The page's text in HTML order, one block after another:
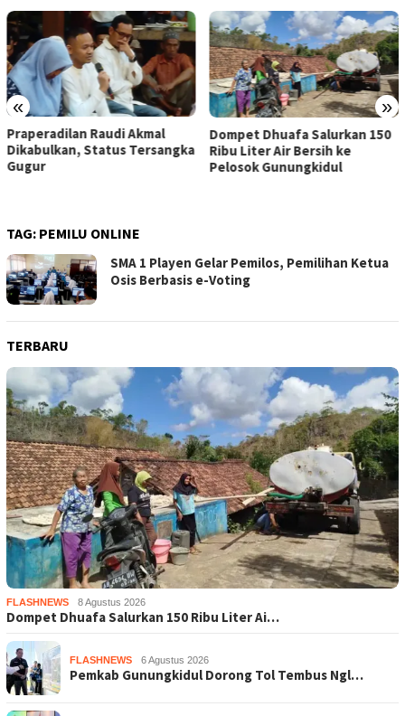
« »
Praperadilan Raudi Akmal
Dikabulkan, Status Tersangka
Gugur
Dompet Dhuafa Salurkan 150
Ribu Liter Air Bersih ke
Pelosok Gunungkidul
TAG: PEMILU ONLINE
SMA 1 Playen Gelar Pemilos, Pemilihan Ketua
Osis Berbasis e-Voting
TERBARU
FLASHNEWS 8 Agustus 2026
Dompet Dhuafa Salurkan 150 Ribu Liter Ai…
FLASHNEWS 6 Agustus 2026
Pemkab Gunungkidul Dorong Tol Tembus Ngl…